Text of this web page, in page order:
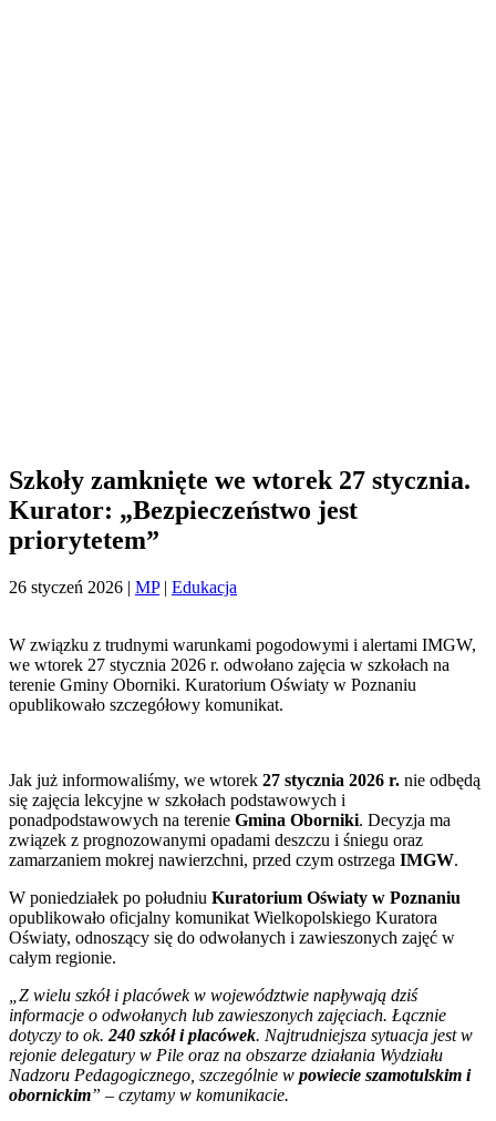
Szkoły zamknięte we wtorek 27 stycznia.
Kurator: „Bezpieczeństwo jest
priorytetem”
26 styczeń 2026 | MP| Edukacja
W związku z trudnymi warunkami pogodowymi i alertami IMGW,
we wtorek 27 stycznia 2026 r. odwołano zajęcia w szkołach na
terenie Gminy Oborniki. Kuratorium Oświaty w Poznaniu
opublikowało szczegółowy komunikat.
Jak już informowaliśmy, we wtorek 27 stycznia 2026 r. nie odbędą
się zajęcia lekcyjne w szkołach podstawowych i
ponadpodstawowych na terenie Gmina Oborniki. Decyzja ma
związek z prognozowanymi opadami deszczu i śniegu oraz
zamarzaniem mokrej nawierzchni, przed czym ostrzega IMGW.
W poniedziałek po południu Kuratorium Oświaty w Poznaniu
opublikowało oficjalny komunikat Wielkopolskiego Kuratora
Oświaty, odnoszący się do odwołanych i zawieszonych zajęć w
całym regionie.
„Z wielu szkół i placówek w województwie napływają dziś
informacje o odwołanych lub zawieszonych zajęciach. Łącznie
dotyczy to ok. 240 szkół i placówek. Najtrudniejsza sytuacja jest w
rejonie delegatury w Pile oraz na obszarze działania Wydziału
Nadzoru Pedagogicznego, szczególnie w powiecie szamotulskim i
obornickim” – czytamy w komunikacie.